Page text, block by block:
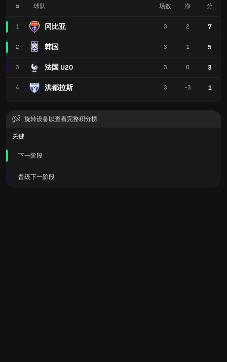
# 球队
1 冈比亚
2 韩国
3 法国 U20
4 洪都拉斯
场数 净 分
3 2 7
3 1 5
3 0 3
3 -3 1
旋转设备以查看完整积分榜
关键
下一阶段
晋级下一阶段